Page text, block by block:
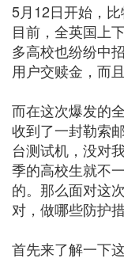
5月12日开始，比
目前，全英国上
多高校也纷纷中
用户交赎金，而
而在这次爆发的
收到了一封勒索
台测试机，没对
季的高校生就不
的。那么面对这
对，做哪些防护
首先来了解一下